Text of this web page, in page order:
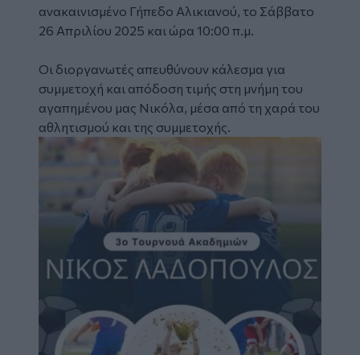
ανακαινισμένο Γήπεδο Αλικιανού, το Σάββατο
26 Απριλίου 2025 και ώρα 10:00 π.μ.
Οι διοργανωτές απευθύνουν κάλεσμα για
συμμετοχή και απόδοση τιμής στη μνήμη του
αγαπημένου μας Νικόλα, μέσα από τη χαρά του
αθλητισμού και της συμμετοχής.
Image